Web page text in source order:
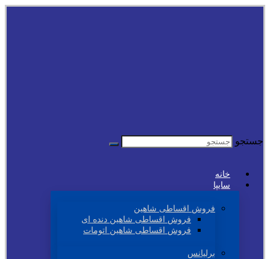
جستجو
خانه
سایپا
فروش اقساطی شاهین
فروش اقساطی شاهین دنده ای
فروش اقساطی شاهین اتومات
برلیانس